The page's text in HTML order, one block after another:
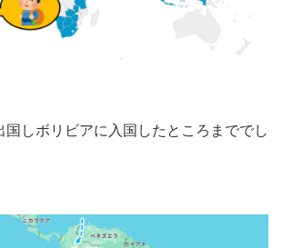
国しボリビアに入国したところまででし